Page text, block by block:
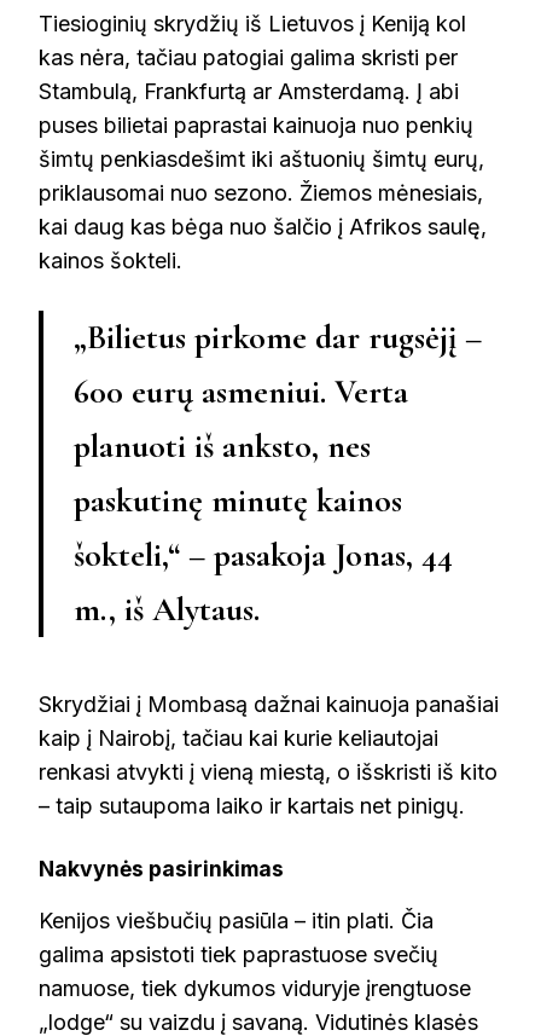
Tiesioginių skrydžių iš Lietuvos į Keniją kol
kas nėra, tačiau patogiai galima skristi per
Stambulą, Frankfurtą ar Amsterdamą. Į abi
puses bilietai paprastai kainuoja nuo penkių
šimtų penkiasdešimt iki aštuonių šimtų eurų,
priklausomai nuo sezono. Žiemos mėnesiais,
kai daug kas bėga nuo šalčio į Afrikos saulę,
kainos šokteli.
„Bilietus pirkome dar rugsėjį –
600 eurų asmeniui. Verta
planuoti iš anksto, nes
paskutinę minutę kainos
šokteli,“ – pasakoja Jonas, 44
m., iš Alytaus.
Skrydžiai į Mombasą dažnai kainuoja panašiai
kaip į Nairobį, tačiau kai kurie keliautojai
renkasi atvykti į vieną miestą, o išskristi iš kito
– taip sutaupoma laiko ir kartais net pinigų.
Nakvynės pasirinkimas
Kenijos viešbučių pasiūla – itin plati. Čia
galima apsistoti tiek paprastuose svečių
namuose, tiek dykumos viduryje įrengtuose
„lodge“ su vaizdu į savaną. Vidutinės klasės